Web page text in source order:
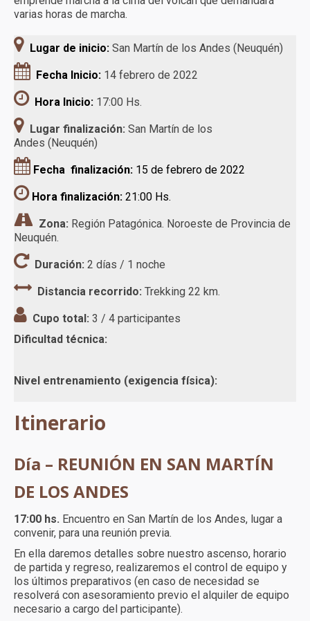
varias horas de marcha.
Lugar de inicio: San Martín de los Andes (Neuquén)
Fecha Inicio: 14 febrero de 2022
Hora Inicio: 17:00 Hs.
Lugar finalización: San Martín de los
Andes (Neuquén)
Fecha finalización: 15 de febrero de 2022
Hora finalización: 21:00 Hs.
Zona: Región Patagónica. Noroeste de Provincia de
Neuquén.
Duración: 2 días / 1 noche
Distancia recorrido: Trekking 22 km.
Cupo total: 3 / 4 participantes
Dificultad técnica:
Nivel entrenamiento (exigencia física):
Itinerario
Día – REUNIÓN EN SAN MARTÍN
DE LOS ANDES
17:00 hs. Encuentro en San Martín de los Andes, lugar a
convenir, para una reunión previa.
En ella daremos detalles sobre nuestro ascenso, horario
de partida y regreso, realizaremos el control de equipo y
los últimos preparativos (en caso de necesidad se
resolverá con asesoramiento previo el alquiler de equipo
necesario a cargo del participante).